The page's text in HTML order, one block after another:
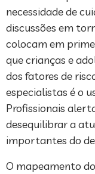
necessidade de
discussões em
colocam em
que crianças e
dos fatores de
especialistas é o
Profissionais
desequilibrar a
importantes do
O mapeamento